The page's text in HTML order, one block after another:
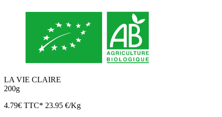
LA VIE CLAIRE
200g
4.79€ TTC* 23.95 €/Kg